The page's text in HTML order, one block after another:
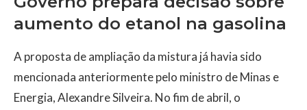
aumento do etanol na gasolina
A proposta de ampliação da mistura já havia sido
mencionada anteriormente pelo ministro de Minas e
Energia, Alexandre Silveira. No fim de abril, o